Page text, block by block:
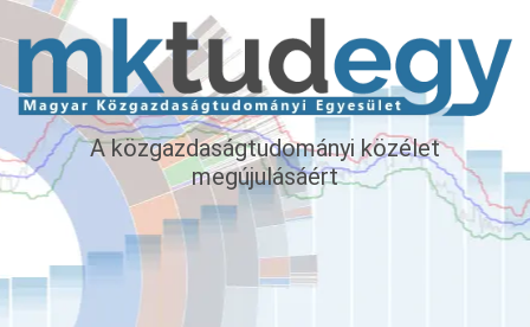
A közgazdaságtudományi közélet
megújulásáért